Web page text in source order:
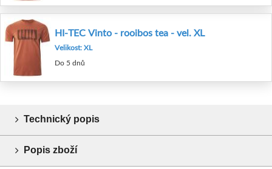
HI-TEC Vinto - rooibos tea - vel. XL
Velikost: XL
Do 5 dnů
Technický popis
Popis zboží